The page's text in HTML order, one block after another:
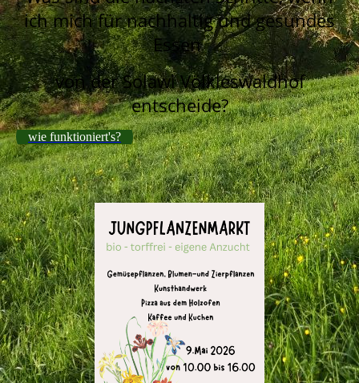
ich mich für nachhaltig und gesundes
Essen
von der Solawi Völkleswaldhof
entscheide?
wie funktioniert's?